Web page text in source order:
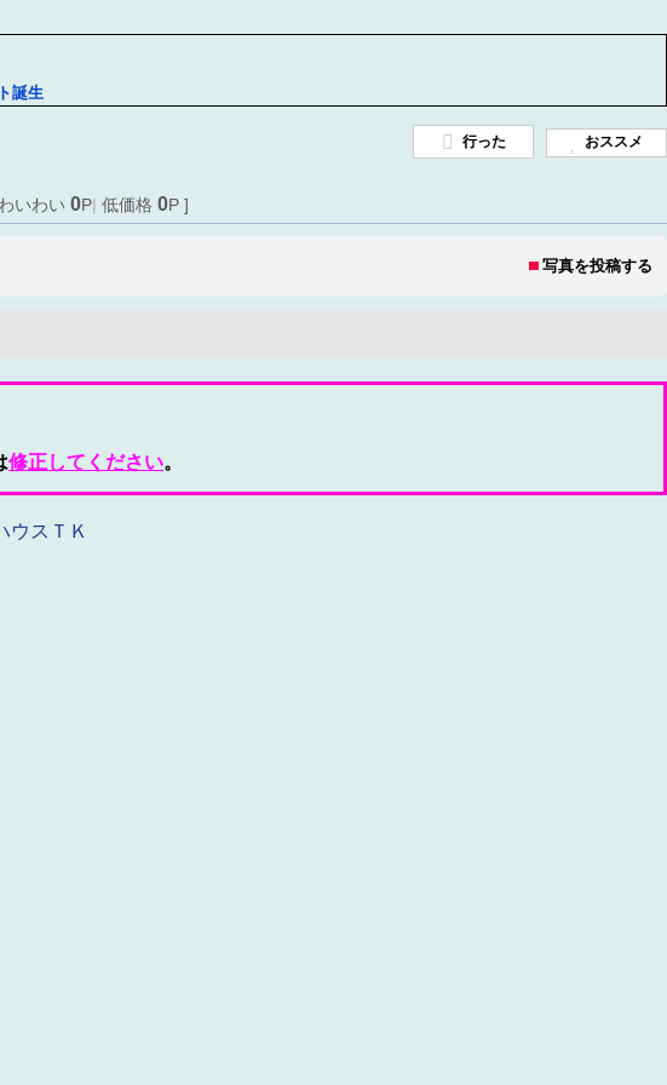
誕生
行った おススメ
いわい 0P 低価格 0P ]
写真を投稿する
修正してください。